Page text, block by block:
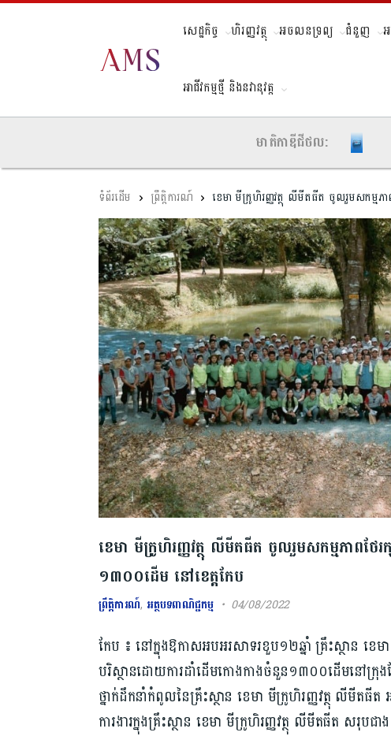
សេដ្ឋកិច្ច ហិរញ្ញវត្ថុ អចលនទ្រព្យ ជំនួញ
អាជីវកម្មថ្មី និងនវានុវត្ត
មាតិកាឌីជីថល:
ព្រឹត្តិការណ៍ ខេមា មីក្រូហិរញ្ញវត្ថុ លីមីតធីត ចូលរួមសកម្មភា
ខេមា មីក្រូហិរញ្ញវត្ថុ លីមីតធីត ចូលរួមសកម្មភាពថែរ
១៣០០ដើម នៅខេត្តកែប
ព្រឹត្តិការណ៍, អត្ថបទពាណិជ្ជកម្ម 04/08/2022
កែប ៖ នៅក្នុងឱកាសអបអរសាទរខួប១២ឆ្នាំ គ្រឹះស្ថាន ខេ
បរិស្ថានដោយការដាំដើមកោងកាងចំនួន១៣០០ដើមនៅក្រុង
ថ្នាក់ដឹកនាំកំពូលនៃគ្រឹះស្ថាន ខេមា មីក្រូហិរញ្ញវត្ថុ លីមីតធីត
ការងារក្នុងគ្រឹះស្ថាន ខេមា មីក្រូហិរញ្ញវត្ថុ លីមីតធីត សរុប